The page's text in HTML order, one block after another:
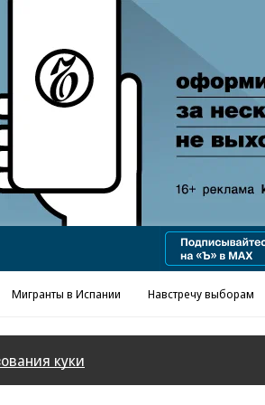
в «Ъ» www.kommersant.ru/ad
Мигранты в Испании Навстречу выборам
куки